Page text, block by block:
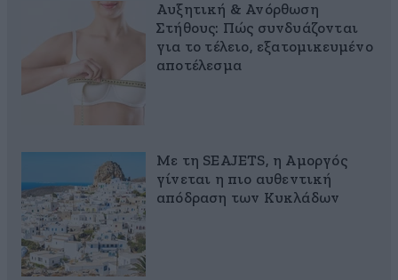
Αυξητική & Ανόρθωση
Στήθους: Πώς συνδυάζονται
για το τέλειο, εξατομικευμένο
αποτέλεσμα
Με τη SEAJETS, η Αμοργός
γίνεται η πιο αυθεντική
απόδραση των Κυκλάδων